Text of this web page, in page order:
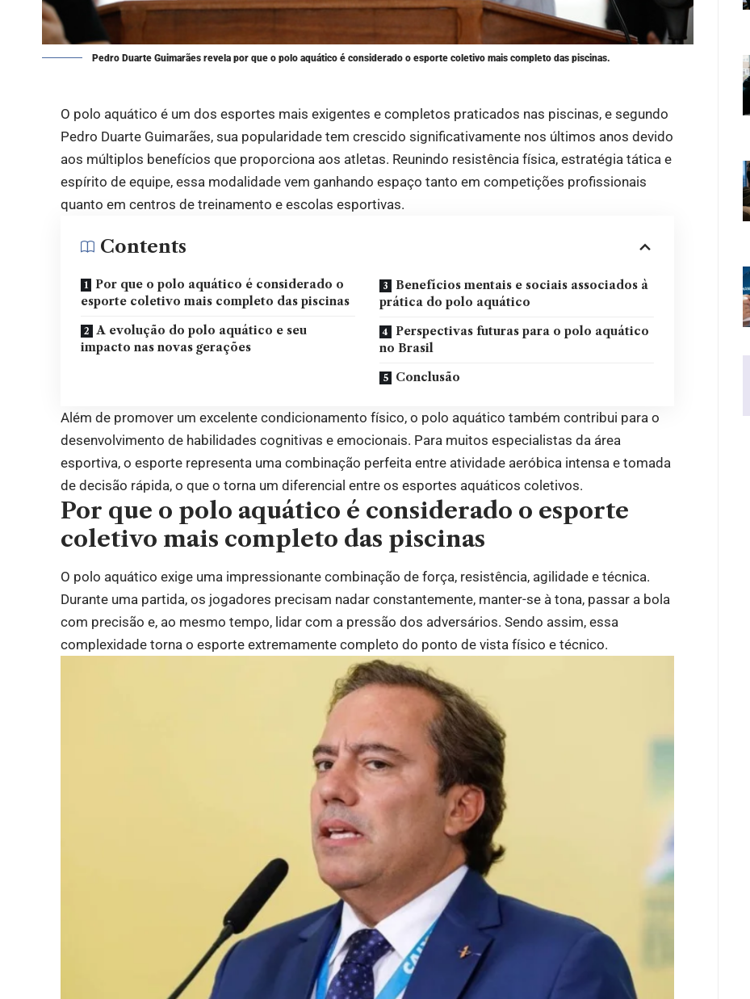
Pedro Duarte Guimarães revela por que o polo aquático é considerado o esporte coletivo mais completo das piscinas.
O polo aquático é um dos esportes mais exigentes e completos praticados nas piscinas, e segundo
Pedro Duarte Guimarães, sua popularidade tem crescido significativamente nos últimos anos devido
aos múltiplos benefícios que proporciona aos atletas. Reunindo resistência física, estratégia tática e
espírito de equipe, essa modalidade vem ganhando espaço tanto em competições profissionais
quanto em centros de treinamento e escolas esportivas.
Contents
Por que o polo aquático é considerado o
esporte coletivo mais completo das piscinas
A evolução do polo aquático e seu
impacto nas novas gerações
Benefícios mentais e sociais associados à
prática do polo aquático
Perspectivas futuras para o polo aquático
no Brasil
Conclusão
Além de promover um excelente condicionamento físico, o polo aquático também contribui para o
desenvolvimento de habilidades cognitivas e emocionais. Para muitos especialistas da área
esportiva, o esporte representa uma combinação perfeita entre atividade aeróbica intensa e tomada
de decisão rápida, o que o torna um diferencial entre os esportes aquáticos coletivos.
Por que o polo aquático é considerado o esporte
coletivo mais completo das piscinas
O polo aquático exige uma impressionante combinação de força, resistência, agilidade e técnica.
Durante uma partida, os jogadores precisam nadar constantemente, manter-se à tona, passar a bola
com precisão e, ao mesmo tempo, lidar com a pressão dos adversários. Sendo assim, essa
complexidade torna o esporte extremamente completo do ponto de vista físico e técnico.